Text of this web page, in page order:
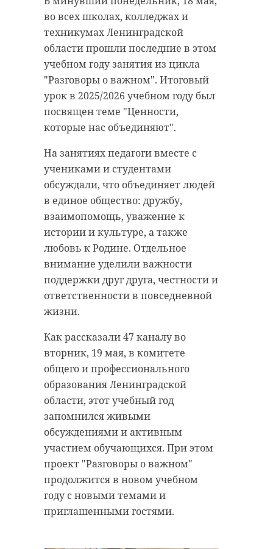
во всех школах, колледжах и
техникумах Ленинградской
области прошли последние в этом
учебном году занятия из цикла
"Разговоры о важном". Итоговый
урок в 2025/2026 учебном году был
посвящен теме "Ценности,
которые нас объединяют".
На занятиях педагоги вместе с
учениками и студентами
обсуждали, что объединяет людей
в единое общество: дружбу,
взаимопомощь, уважение к
истории и культуре, а также
любовь к Родине. Отдельное
внимание уделили важности
поддержки друг друга, честности и
ответственности в повседневной
жизни.
Как рассказали 47 каналу во
вторник, 19 мая, в комитете
общего и профессионального
образования Ленинградской
области, этот учебный год
запомнился живыми
обсуждениями и активным
участием обучающихся. При этом
проект "Разговоры о важном"
продолжится в новом учебном
году с новыми темами и
приглашенными гостями.